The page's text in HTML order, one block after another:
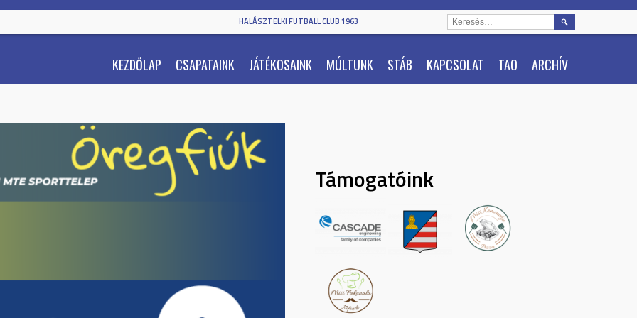
HALÁSZTELKI FUTBALL CLUB 1963
KEZDŐLAP CSAPATAINK JÁTÉKOSAINK MÚLTUNK STÁB KAPCSOLAT TAO ARCHÍV
KERESÉS:
Támogatóink